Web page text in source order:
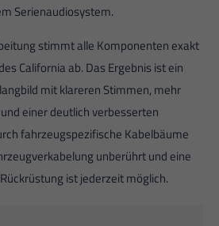
Serienaudiosystem.
stimmt alle Komponenten exakt
California ab. Das Ergebnis ist ein
mit klareren Stimmen, mehr
einer deutlich verbesserten
fahrzeugspezifische Kabelbäume
unberührt und eine
ist jederzeit möglich.